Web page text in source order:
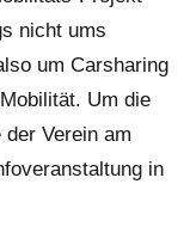
nicht ums
um Carsharing
Um die
Verein am
in